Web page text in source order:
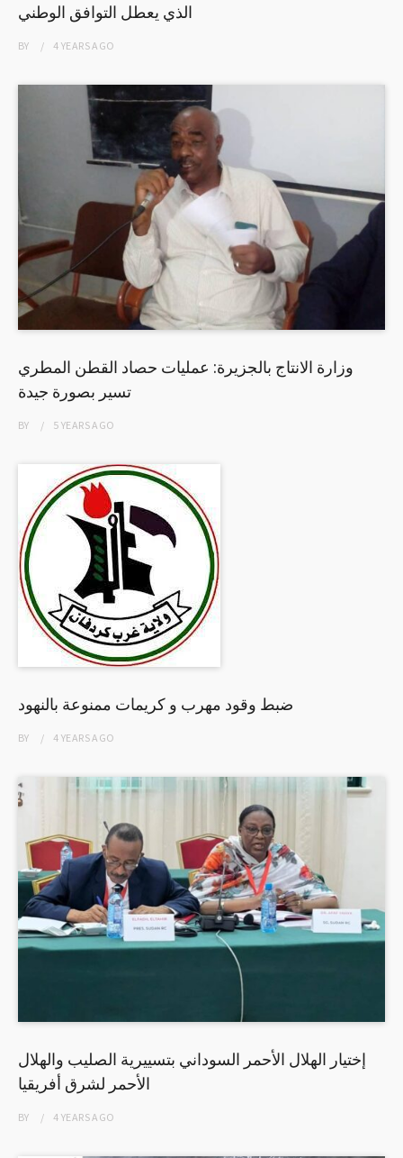
الذي يعطل التوافق الوطني
BY 4 YEARSAGO
وزارة الانتاج بالجزيرة: عمليات حصاد القطن المطري
تسير بصورة جيدة
BY 5 YEARSAGO
ضبط وقود مهرب و كريمات ممنوعة بالنهود
BY 4 YEARSAGO
إختيار الهلال الأحمر السوداني بتسييرية الصليب والهلال
الأحمر لشرق أفريقيا
BY 4 YEARSAGO